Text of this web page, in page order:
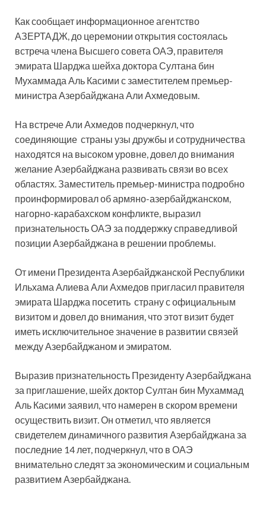
Как сообщает информационное агентство
АЗЕРТАДЖ, до церемонии открытия состоялась
встреча члена Высшего совета ОАЭ, правителя
эмирата Шарджа шейха доктора Султана бин
Мухаммада Аль Касими с заместителем премьер-
министра Азербайджана Али Ахмедовым.
На встрече Али Ахмедов подчеркнул, что
соединяющие страны узы дружбы и сотрудничества
находятся на высоком уровне, довел до внимания
желание Азербайджана развивать связи во всех
областях. Заместитель премьер-министра подробно
проинформировал об армяно-азербайджанском,
нагорно-карабахском конфликте, выразил
признательность ОАЭ за поддержку справедливой
позиции Азербайджана в решении проблемы.
От имени Президента Азербайджанской Республики
Ильхама Алиева Али Ахмедов пригласил правителя
эмирата Шарджа посетить страну с официальным
визитом и довел до внимания, что этот визит будет
иметь исключительное значение в развитии связей
между Азербайджаном и эмиратом.
Выразив признательность Президенту Азербайджана
за приглашение, шейх доктор Султан бин Мухаммад
Аль Касими заявил, что намерен в скором времени
осуществить визит. Он отметил, что является
свидетелем динамичного развития Азербайджана за
последние 14 лет, подчеркнул, что в ОАЭ
внимательно следят за экономическим и социальным
развитием Азербайджана.